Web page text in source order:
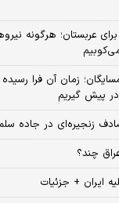
عربستان؛ هرگونه
زمان آن فرا
در پیش گیریم
چند؟
ایران + جزئیات